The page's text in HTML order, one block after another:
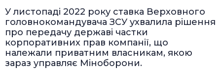
У листопаді 2022 року ставка Верховного
головнокомандувача ЗСУ ухвалила рішення
про передачу державі частки
корпоративних прав компанії, що
належали приватним власникам, якою
зараз управляє Міноборони.